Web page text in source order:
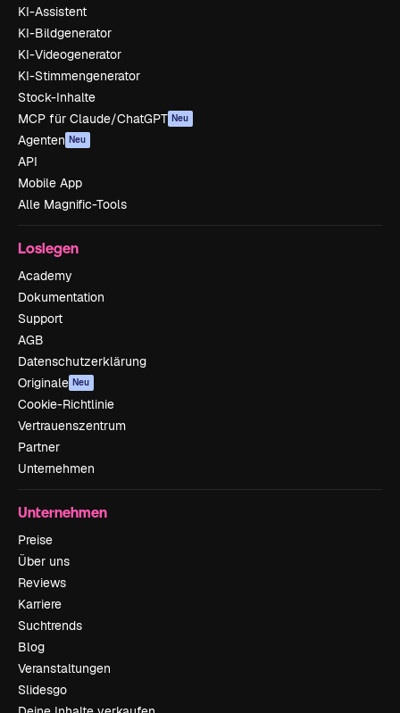
KI-Assistent
KI-Bildgenerator
KI-Videogenerator
KI-Stimmengenerator
Stock-Inhalte
MCP für Claude/ChatGPT Neu
Agenten Neu
API
Mobile App
Alle Magnific-Tools
Loslegen
Academy
Dokumentation
Support
AGB
Datenschutzerklärung
Originale Neu
Cookie-Richtlinie
Vertrauenszentrum
Partner
Unternehmen
Unternehmen
Preise
Über uns
Reviews
Karriere
Suchtrends
Blog
Veranstaltungen
Slidesgo